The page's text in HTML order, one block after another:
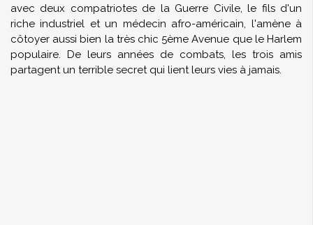
avec deux compatriotes de la Guerre Civile, le fils d'un
riche industriel et un médecin afro-américain, l'amène à
côtoyer aussi bien la très chic 5ème Avenue que le Harlem
populaire. De leurs années de combats, les trois amis
partagent un terrible secret qui lient leurs vies à jamais.